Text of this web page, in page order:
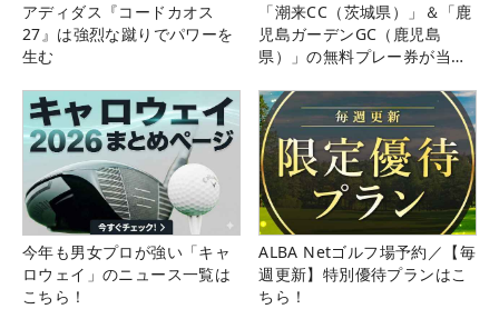
アディダス『コードカオス
27』は強烈な蹴りでパワーを
生む
「潮来CC（茨城県）」＆「鹿
児島ガーデンGC（鹿児島
県）」の無料プレー券が当た
今年も男女プロが強い「キャ
ロウェイ」のニュース一覧は
こちら！
ALBA Netゴルフ場予約／【毎
週更新】特別優待プランはこ
ちら！